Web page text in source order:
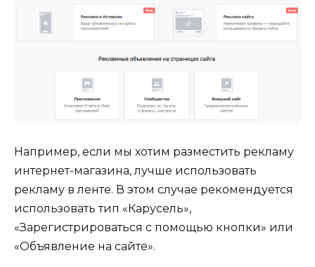
Например, если мы хотим разместить рекламу
интернет-магазина, лучше использовать
рекламу в ленте. В этом случае рекомендуется
использовать тип «Карусель»,
«Зарегистрироваться с помощью кнопки» или
«Объявление на сайте».